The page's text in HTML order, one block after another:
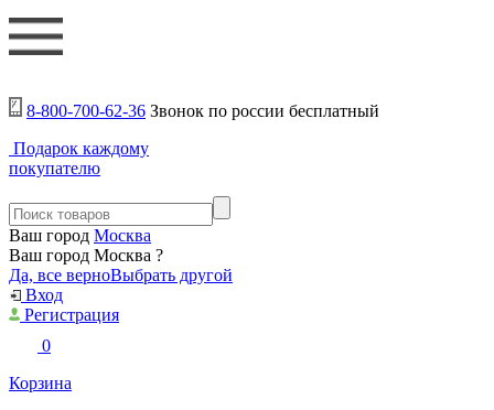
8-800-700-62-36 Звонок по россии бесплатный
Подарок каждому
покупателю
Ваш город Москва
Ваш город Москва ?
Да, все верноВыбрать другой
Вход
Регистрация
0
Корзина